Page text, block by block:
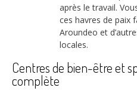
après le travail.
ces havres de paix
Aroundeo et
locales.
Centres de bien-être et
complète